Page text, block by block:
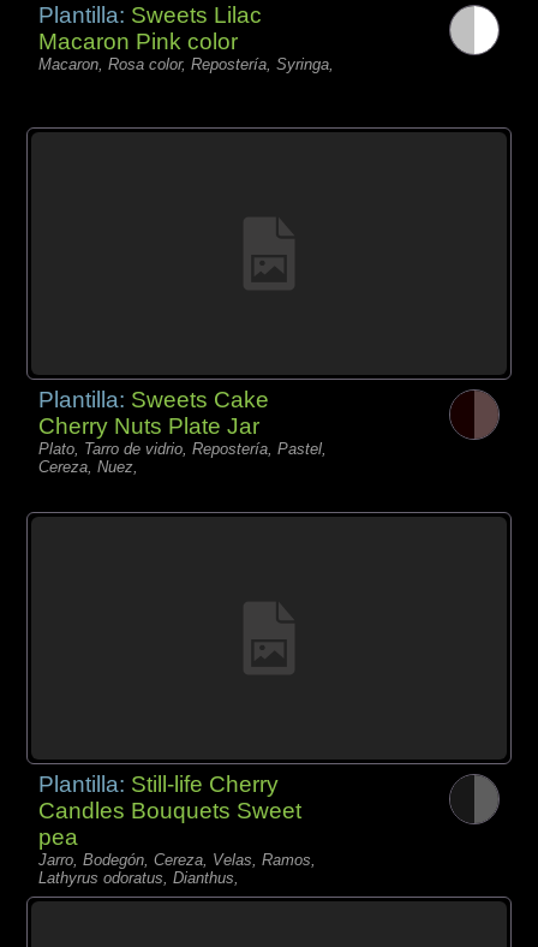
Plantilla: Sweets Lilac
Macaron Pink color
Macaron, Rosa color, Repostería, Syringa,
Plantilla: Sweets Cake
Cherry Nuts Plate Jar
Plato, Tarro de vidrio, Repostería, Pastel,
Cereza, Nuez,
Plantilla: Still-life Cherry
Candles Bouquets Sweet
pea
Jarro, Bodegón, Cereza, Velas, Ramos,
Lathyrus odoratus, Dianthus,